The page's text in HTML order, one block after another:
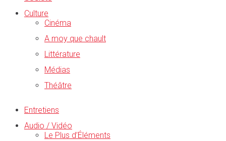
Culture
Cinéma
A moy que chault
Littérature
Médias
Théâtre
Entretiens
Audio / Vidéo
Le Plus d’Éléments